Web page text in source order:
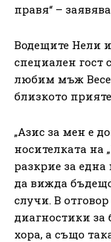
правя“ –
Водещите Нели
специален гост
любим мъж
близкото
„Азис за мен е
носителката на
разкрие за една
да вижда
случи. В
диагностики за
хора, а също